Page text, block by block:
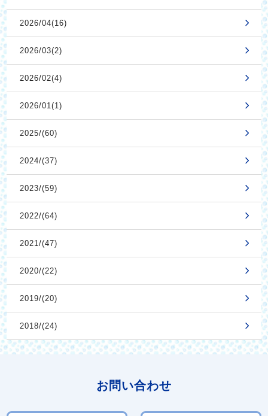
2026/04(16)
2026/03(2)
2026/02(4)
2026/01(1)
2025/(60)
2024/(37)
2023/(59)
2022/(64)
2021/(47)
2020/(22)
2019/(20)
2018/(24)
お問い合わせ